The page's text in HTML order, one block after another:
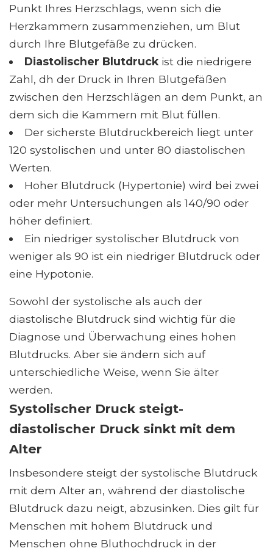
Punkt Ihres Herzschlags, wenn sich die
Herzkammern zusammenziehen, um Blut
durch Ihre Blutgefäße zu drücken.
Diastolischer Blutdruckist die niedrigere
Zahl, dh der Druck in Ihren Blutgefäßen
zwischen den Herzschlägen an dem Punkt, an
dem sich die Kammern mit Blut füllen.
Der sicherste Blutdruckbereich liegt unter
120 systolischen und unter 80 diastolischen
Werten.
Hoher Blutdruck (Hypertonie) wird bei zwei
oder mehr Untersuchungen als 140/90 oder
höher definiert.
Ein niedriger systolischer Blutdruck von
weniger als 90 ist ein niedriger Blutdruck oder
eine Hypotonie.
Sowohl der systolische als auch der
diastolische Blutdruck sind wichtig für die
Diagnose und Überwachung eines hohen
Blutdrucks. Aber sie ändern sich auf
unterschiedliche Weise, wenn Sie älter
werden.
Systolischer Druck steigt-
diastolischer Druck sinkt mit dem
Alter
Insbesondere steigt der systolische Blutdruck
mit dem Alter an, während der diastolische
Blutdruck dazu neigt, abzusinken. Dies gilt für
Menschen mit hohem Blutdruck und
Menschen ohne Bluthochdruck in der